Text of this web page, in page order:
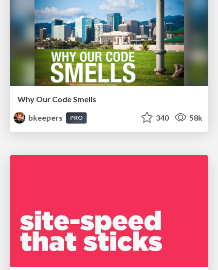
Why Our Code Smells
bkeepers
PRO 340 58k